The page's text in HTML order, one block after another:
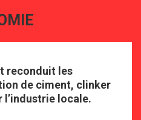
reconduit les
de ciment, clinker
l’industrie locale.